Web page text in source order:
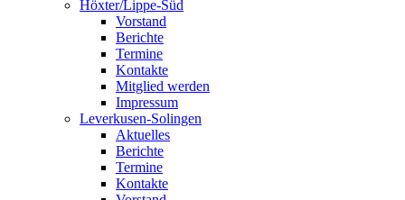
Höxter/Lippe-Süd
Vorstand
Berichte
Termine
Kontakte
Mitglied werden
Impressum
Leverkusen-Solingen
Aktuelles
Berichte
Termine
Kontakte